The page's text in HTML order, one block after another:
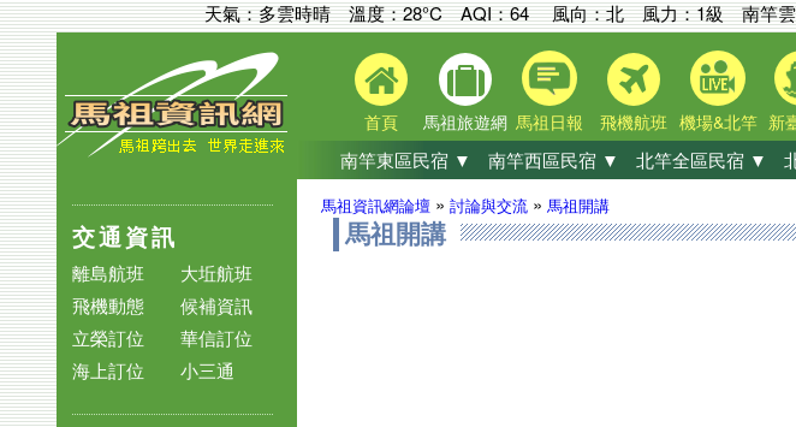
天氣：多雲時晴 溫度：28°CAQI：64 風向：北 風力：1級南竿
首頁 馬祖旅遊網 馬祖日報 飛機航班 機場&北竿 新
南竿東區民宿 ▼ 南竿西區民宿 ▼ 北竿全區民宿 ▼
交通資訊
離島航班
大坵航班
飛機動態
候補資訊
立榮訂位
華信訂位
海上訂位
小三通
馬祖資訊網論壇 » 討論與交流 » 馬祖開講
馬祖開講